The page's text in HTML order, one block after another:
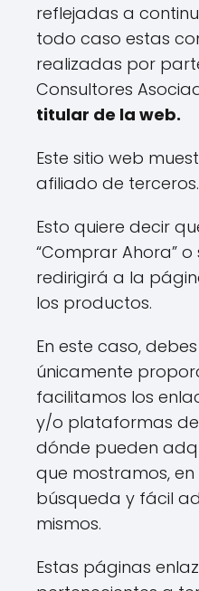
reflejadas a
todo caso estas
realizadas por
Consultores
titular de la web.
Este sitio web
afiliado de terceros.
Esto quiere decir
“Comprar Ahora” o
redirigirá a la
los productos.
En este caso,
únicamente
facilitamos los
y/o plataformas
dónde pueden
que mostramos,
búsqueda y fácil
mismos.
Estas páginas